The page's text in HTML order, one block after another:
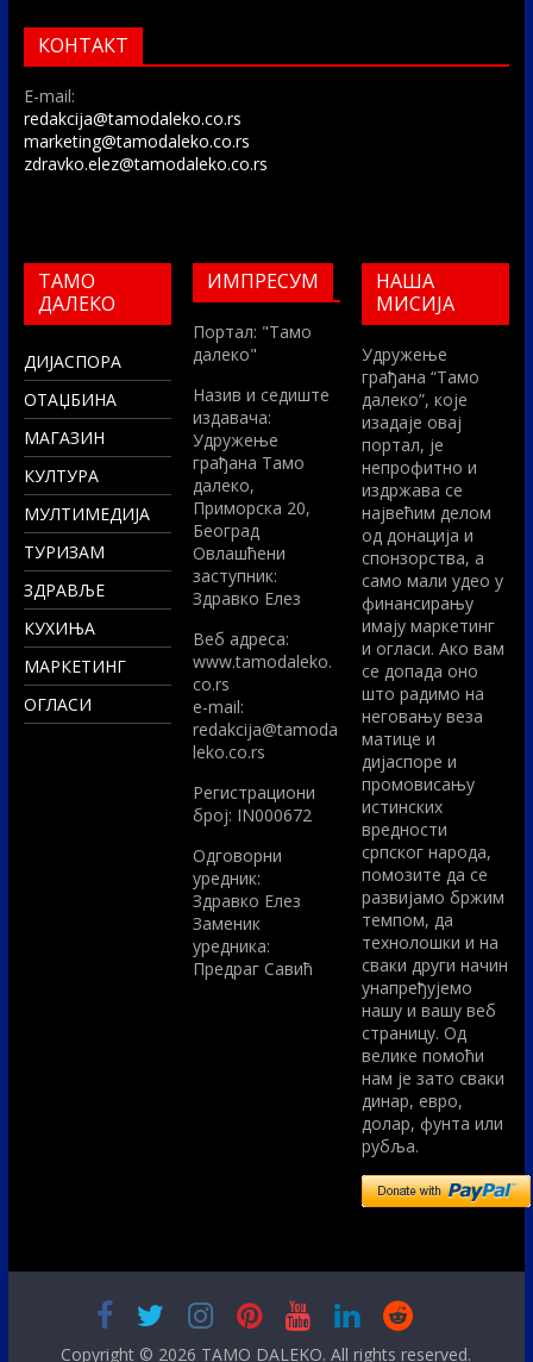
КОНТАКТ
E-mail:
redakcija@tamodaleko.co.rs
marketing@tamodaleko.co.rs
zdravko.elez@tamodaleko.co.rs
ТАМО
ДАЛЕКО
ДИЈАСПОРА
ОТАЏБИНА
МАГАЗИН
КУЛТУРА
МУЛТИМЕДИЈА
ТУРИЗАМ
ЗДРАВЉЕ
КУХИЊА
МАРКЕТИНГ
ОГЛАСИ
ИМПРЕСУМ
Портал: "Тамо
далеко"
Назив и седиште
издавача:
Удружење
грађана Тамо
далеко,
Приморска 20,
Београд
Овлашћени
заступник:
Здравко Елез
Вeб адреса:
www.tamodaleko.
co.rs
e-mail:
redakcija@tamoda
leko.co.rs
Регистрациони
број: IN000672
Одговорни
уредник:
Здравко Елез
Заменик
уредника:
Предраг Савић
НАША
МИСИЈА
Удружење
грађана “Тамо
далеко”, које
изадаје овај
портал, је
непрофитно и
издржава се
највећим делом
од донација и
спонзорства, а
само мали удео у
финансирању
имају маркетинг
и огласи. Ако вам
се допада оно
што радимо на
неговању веза
матице и
дијаспоре и
промовисању
истинских
вредности
српског народа,
помозите да се
развијамо бржим
темпом, да
технолошки и на
сваки други начин
унапређујемо
нашу и вашу веб
страницу. Од
велике помоћи
нам је зато сваки
динар, евро,
долар, фунта или
рубља.
Copyright © 2026 TAMO DALEKO. All rights reserved.